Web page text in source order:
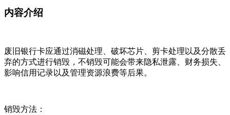
内容介绍
废旧银行卡应通过消磁处理、破坏芯片、剪卡处理以及分散丢
弃的方式进行销毁，不销毁可能会带来隐私泄露、财务损失、
影响信用记录以及管理资源浪费等后果。
销毁方法：